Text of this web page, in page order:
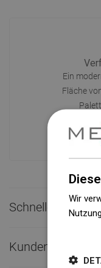
Ein
Fläche
Schneller Kontakt
Kundendienst
Wir